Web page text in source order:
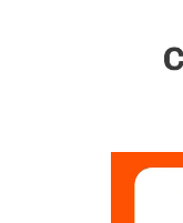
Vivo